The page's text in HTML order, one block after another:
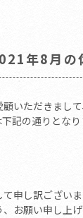
年8月の
いただきまし
記の通りとなり
申し訳ございま
お願い申し上げ